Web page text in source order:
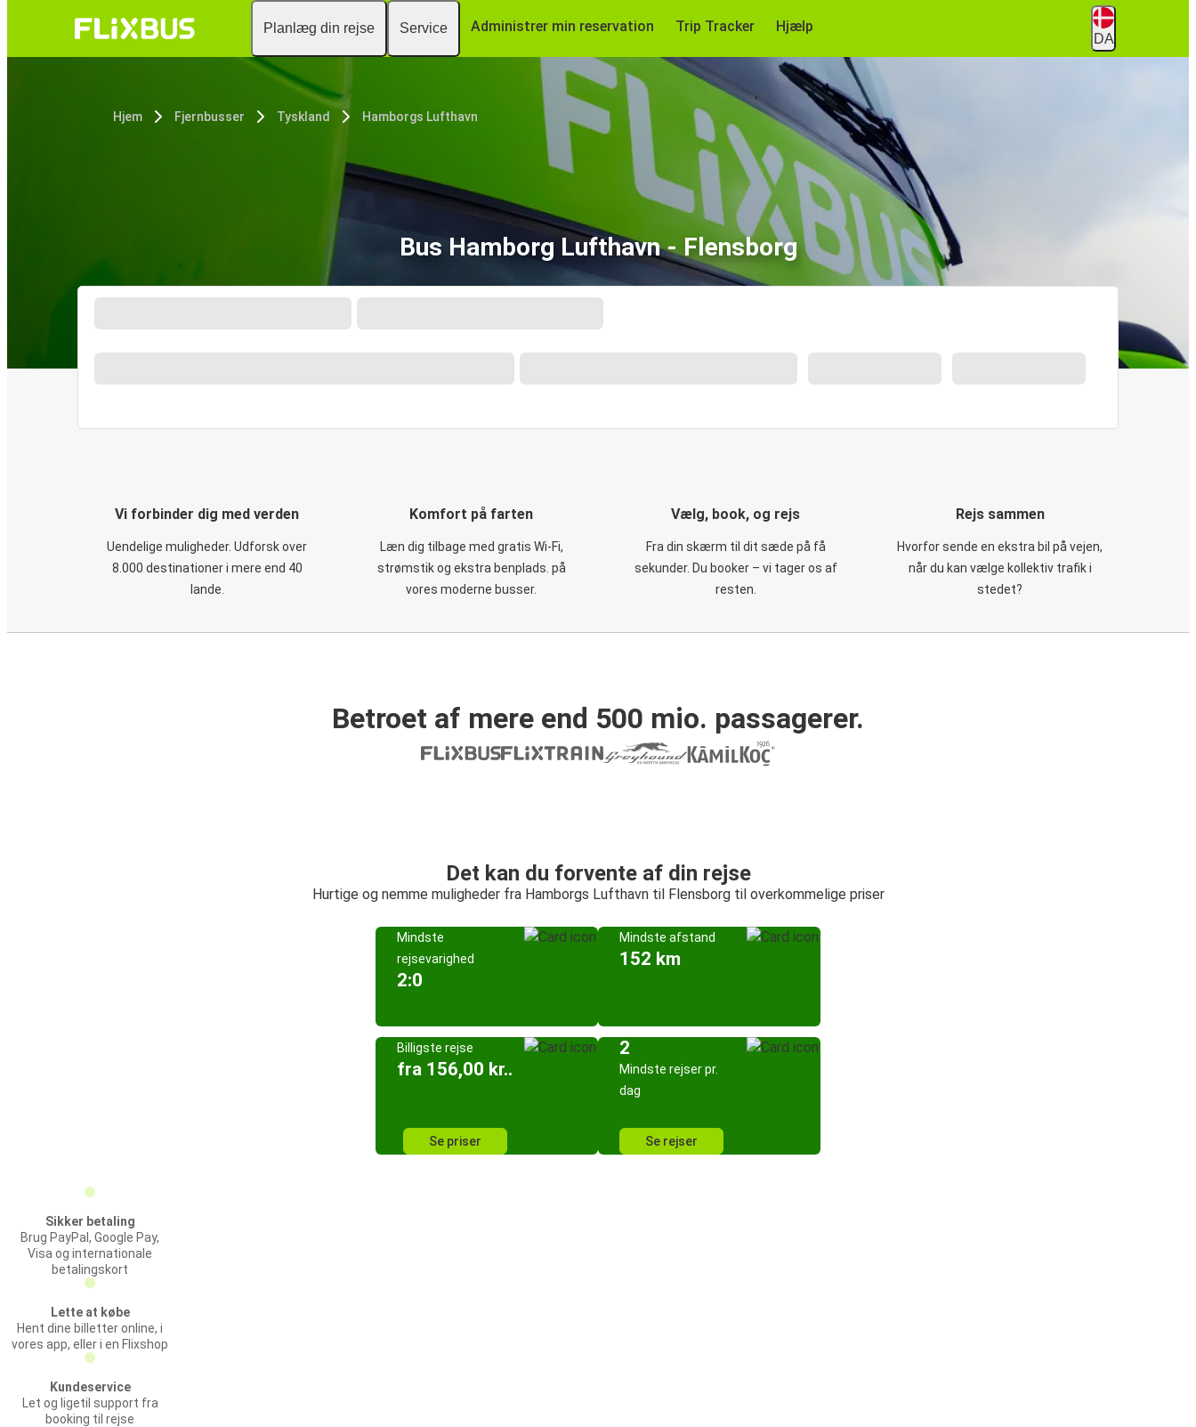
Planlæg din rejse Service Administrer min reservation Trip Tracker Hjælp
DA
Hjem Fjernbusser Tyskland Hamborgs Lufthavn
Bus Hamborg Lufthavn - Flensborg
Vi forbinder dig med verden
Uendelige muligheder. Udforsk over
8.000 destinationer i mere end 40
lande.
Komfort på farten
Læn dig tilbage med gratis Wi-Fi,
strømstik og ekstra benplads. på
vores moderne busser.
Vælg, book, og rejs
Fra din skærm til dit sæde på få
sekunder. Du booker – vi tager os af
resten.
Rejs sammen
Hvorfor sende en ekstra bil på vejen,
når du kan vælge kollektiv trafik i
stedet?
Betroet af mere end 500 mio. passagerer.
Det kan du forvente af din rejse
Hurtige og nemme muligheder fra Hamborgs Lufthavn til Flensborg til overkommelige priser
Mindste
rejsevarighed
2:0
Mindste afstand
152 km
Billigste rejse
fra 156,00 kr..
Se priser
2
Mindste rejser pr.
dag
Se rejser
Sikker betaling
Brug PayPal, Google Pay,
Visa og internationale
betalingskort
Lette at købe
Hent dine billetter online, i
vores app, eller i en Flixshop
Kundeservice
Let og ligetil support fra
booking til rejse